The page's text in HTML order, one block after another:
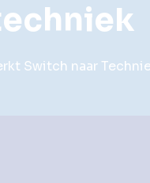
Switch naar